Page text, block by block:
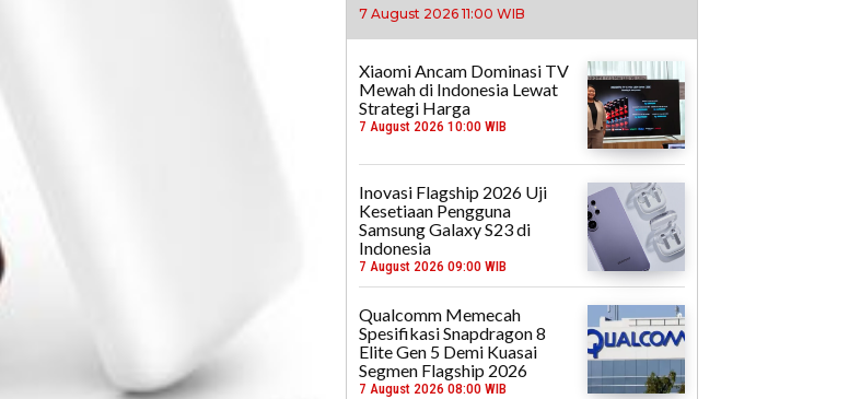
7 August 2026 11:00 WIB
Xiaomi Ancam Dominasi TV
Mewah di Indonesia Lewat
Strategi Harga
7 August 2026 10:00 WIB
Inovasi Flagship 2026 Uji
Kesetiaan Pengguna
Samsung Galaxy S23 di
Indonesia
7 August 2026 09:00 WIB
Qualcomm Memecah
Spesifikasi Snapdragon 8
Elite Gen 5 Demi Kuasai
Segmen Flagship 2026
7 August 2026 08:00 WIB